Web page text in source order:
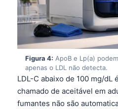
Figura 4: ApoB e Lp(a)
apenas o LDL não detecta.
LDL-C abaixo de 100 mg/dL
chamado de aceitável em
fumantes não são